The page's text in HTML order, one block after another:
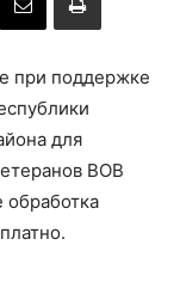
при поддержке
для
ВОВ
обработка